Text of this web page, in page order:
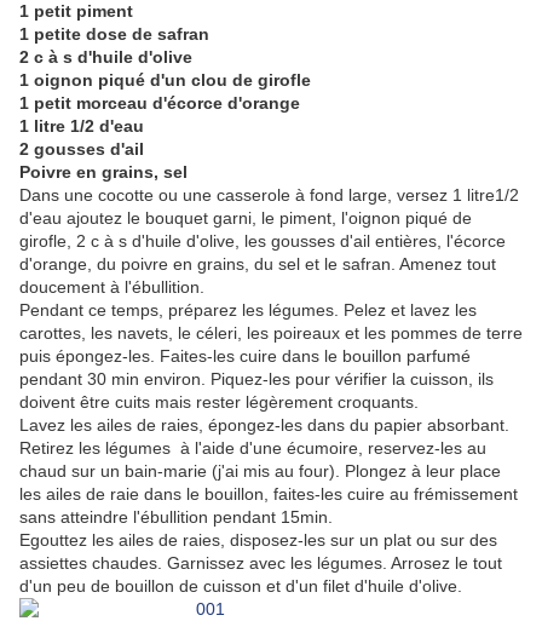
1 petit piment
1 petite dose de safran
2 c à s d'huile d'olive
1 oignon piqué d'un clou de girofle
1 petit morceau d'écorce d'orange
1 litre 1/2 d'eau
2 gousses d'ail
Poivre en grains, sel
Dans une cocotte ou une casserole à fond large, versez 1 litre1/2
d'eau ajoutez le bouquet garni, le piment, l'oignon piqué de
girofle, 2 c à s d'huile d'olive, les gousses d'ail entières, l'écorce
d'orange, du poivre en grains, du sel et le safran. Amenez tout
doucement à l'ébullition.
Pendant ce temps, préparez les légumes. Pelez et lavez les
carottes, les navets, le céleri, les poireaux et les pommes de terre
puis épongez-les. Faites-les cuire dans le bouillon parfumé
pendant 30 min environ. Piquez-les pour vérifier la cuisson, ils
doivent être cuits mais rester légèrement croquants.
Lavez les ailes de raies, épongez-les dans du papier absorbant.
Retirez les légumes à l'aide d'une écumoire, reservez-les au
chaud sur un bain-marie (j'ai mis au four). Plongez à leur place
les ailes de raie dans le bouillon, faites-les cuire au frémissement
sans atteindre l'ébullition pendant 15min.
Egouttez les ailes de raies, disposez-les sur un plat ou sur des
assiettes chaudes. Garnissez avec les légumes. Arrosez le tout
d'un peu de bouillon de cuisson et d'un filet d'huile d'olive.